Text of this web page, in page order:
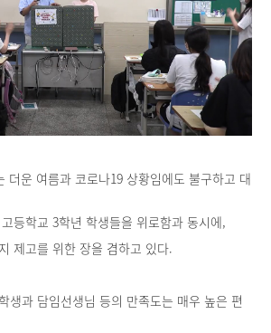
더운 여름과 코로나19 상황임에도 불구하고 대
등학교 3학년 학생들을 위로함과 동시에,
제고를 위한 장을 겸하고 있다.
생과 담임선생님 등의 만족도는 매우 높은 편